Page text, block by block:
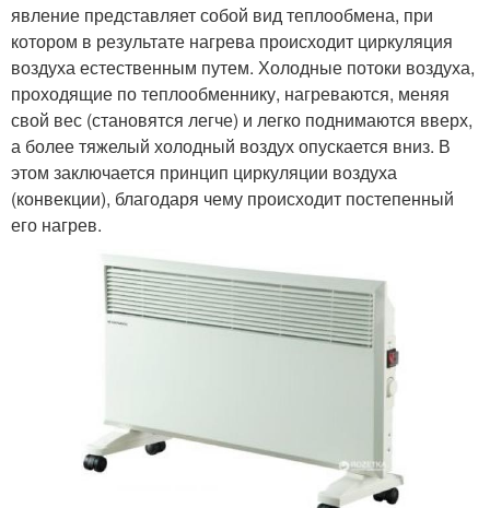
явление представляет собой вид теплообмена, при
котором в результате нагрева происходит циркуляция
воздуха естественным путем. Холодные потоки воздуха,
проходящие по теплообменнику, нагреваются, меняя
свой вес (становятся легче) и легко поднимаются вверх,
а более тяжелый холодный воздух опускается вниз. В
этом заключается принцип циркуляции воздуха
(конвекции), благодаря чему происходит постепенный
его нагрев.